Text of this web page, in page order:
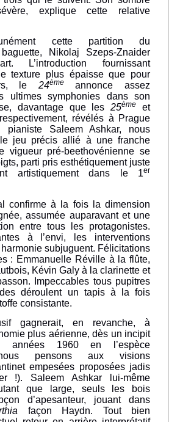
explique cette relative
cette partition du
Nikolaj Szeps-Znaider
L’introduction fournissant
texture plus épaisse que pour
le 24èmeannonce assez
ultimes symphonies dans son
davantage que les25ème
et
révélés à Prague
pianiste Saleem Ashkar, nous
jeu précis allié à une franche
vigueur pré-beethovénienne se
parti pris esthétiquement juste
artistiquement dans le 1er
confirme à la fois la dimension
assumée auparavant et une
entre tous les protagonistes.
à l’envi, les interventions
subjuguent. Félicitations
: Emmanuelle Réville à la flûte,
Kévin Galy à la clarinette et
Impeccables tous pupitres
déroulent un tapis à la fois
consistante.
gagnerait, en revanche, à
plus aérienne, dès un incipit
années 1960 en l’espèce
nous pensons aux visions
empesées proposées jadis
!). Saleem Ashkar lui-même
que large, seuls les bois
d’apesanteur, jouant dans
façon Haydn. Tout bien